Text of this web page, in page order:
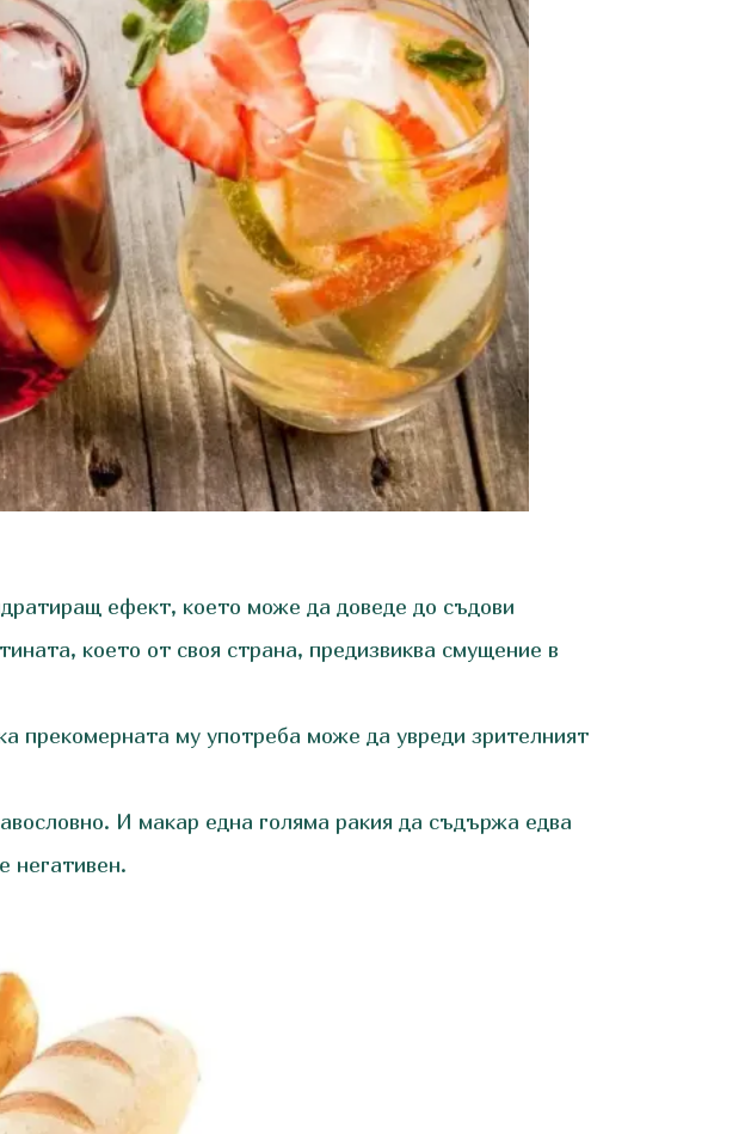
ефект, което може да доведе до съдови
което от своя страна, предизвиква смущение в
прекомерната му употреба може да увреди зрителният
И макар една голяма ракия да съдържа едва
негативен.